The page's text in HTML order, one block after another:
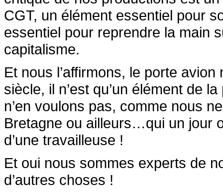
CGT, un élément essentiel pour
essentiel pour reprendre la main
capitalisme.
Et nous l’affirmons, le porte
siècle, il n’est qu’un élément de
n’en voulons pas, comme nous
Bretagne ou ailleurs…qui un jour
d’une travailleuse !
Et oui nous sommes experts de
d’autres choses !